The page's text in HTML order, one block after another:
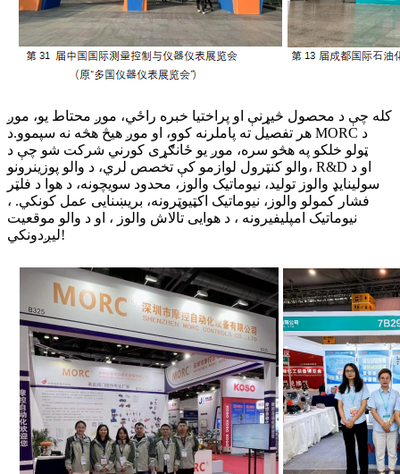
کله چې د محصول څیړنې او پراختیا خبره راځي، موږ محتاط یو، موږ
هر تفصیل ته پاملرنه کوو، او موږ هیڅ هڅه نه سپموو.د MORC د
ټولو خلکو په هڅو سره، موږ یو ځانګړی کورني شرکت شو چې د
والو کنټرول لوازمو کې تخصص لري، د والو پوزینرونو، R&D او د
سولینایډ والوز تولید، نیوماتیک والوز، محدود سویچونه، د هوا د فلټر
فشار کمولو والوز، نیوماتیک اکټیوټرونه، بریښنایی عمل کونکي. ،
نیوماتیک امپلیفیرونه ، د هوایی تالاش والوز ، او د والو موقعیت
لیږدونکي!